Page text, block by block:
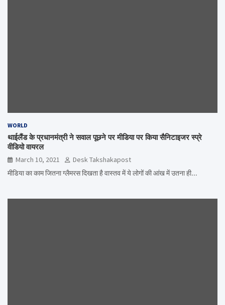
WORLD
थाईलैंड के प्रधानमंत्री ने सवाल पूछने पर मीडिया पर किया सैनिटाइजर स्प्रे
वीडियो वायरल
March 10, 2021
Desk Takshakapost
मीडिया का काम जितना ग्लैमरस दिखता है वास्तव में ये लोगों की आंख में उतना ही…